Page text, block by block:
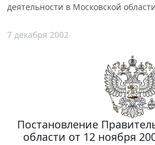
деятельности в Московской
7 декабря 2002
Постановление
области от 12 ноября